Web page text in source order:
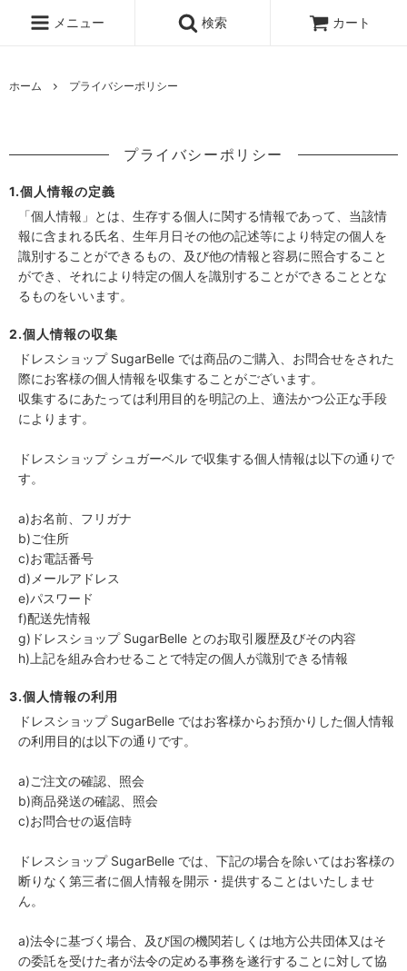
メニュー 検索 カート
ホーム プライバシーポリシー
プライバシーポリシー
1.個人情報の定義
「個人情報」とは、生存する個人に関する情報であって、当該情
報に含まれる氏名、生年月日その他の記述等により特定の個人を
識別することができるもの、及び他の情報と容易に照合すること
ができ、それにより特定の個人を識別することができることとな
るものをいいます。
2.個人情報の収集
ドレスショップ SugarBelle では商品のご購入、お問合せをされた
際にお客様の個人情報を収集することがございます。
収集するにあたっては利用目的を明記の上、適法かつ公正な手段
によります。
ドレスショップ シュガーベル で収集する個人情報は以下の通りで
す。
a)お名前、フリガナ
b)ご住所
c)お電話番号
d)メールアドレス
e)パスワード
f)配送先情報
g)ドレスショップ SugarBelle とのお取引履歴及びその内容
h)上記を組み合わせることで特定の個人が識別できる情報
3.個人情報の利用
ドレスショップ SugarBelle ではお客様からお預かりした個人情報
の利用目的は以下の通りです。
a)ご注文の確認、照会
b)商品発送の確認、照会
c)お問合せの返信時
ドレスショップ SugarBelle では、下記の場合を除いてはお客様の
断りなく第三者に個人情報を開示・提供することはいたしませ
ん。
a)法令に基づく場合、及び国の機関若しくは地方公共団体又はそ
の委託を受けた者が法令の定める事務を遂行することに対して協